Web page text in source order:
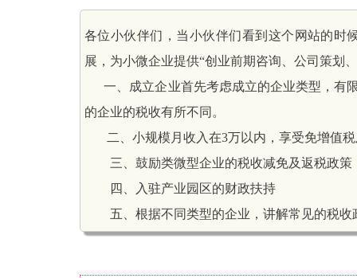
各位小伙伴们，当小伙伴们看到这个网站的时
展，为小微企业提供“创业前期咨询、公司策划
一、成立企业首先考虑成立的企业类型，有
的企业的税收有所不同。
二、小规模月收入在3万以内，享受免增值税
三、鼓励类微型企业的税收减免及返税政策
四、入驻产业园区的财政扶持
五、根据不同类型的企业，讲解常见的税收